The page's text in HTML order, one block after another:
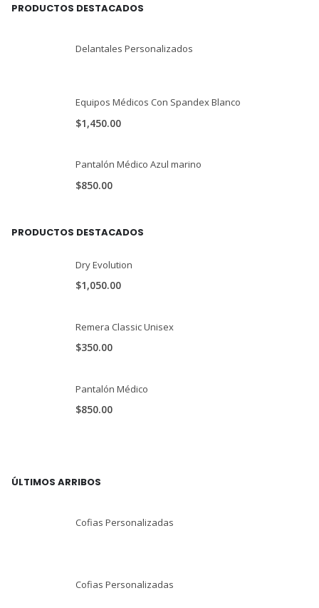
PRODUCTOS DESTACADOS
Delantales Personalizados
Equipos Médicos Con Spandex Blanco
$1,450.00
Pantalón Médico Azul marino
$850.00
PRODUCTOS DESTACADOS
Dry Evolution
$1,050.00
Remera Classic Unisex
$350.00
Pantalón Médico
$850.00
ÚLTIMOS ARRIBOS
Cofias Personalizadas
Cofias Personalizadas